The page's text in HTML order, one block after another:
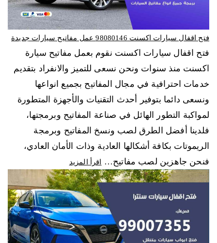
فتح اقفال سيارات اكسنت 98080146‬ عمل مفاتيح سيارات جديدة
فتح اقفال سيارات اكسنت نقوم بعمل مفاتيح سيارة
اكسنت منذ سنوات ونحن نسعى للتميز والانفراد بتقديم
خدمات احترافية في مجال المفاتيح بجميع انواعها
ونسعى دائما بتوفير أحدث التقنيات والأجهزة المتطورة
لمواكبة التطور الهائل في صناعة المفاتيح وبرمجتها،
فلدينا أفضل الطرق لصب ونسخ المفاتيح وبرمجة
الريموتات بكافة أشكالها العادية وذات الأمان العادي،
فنحن جاهزين لصب مفاتيح…
اقرأ المزيد